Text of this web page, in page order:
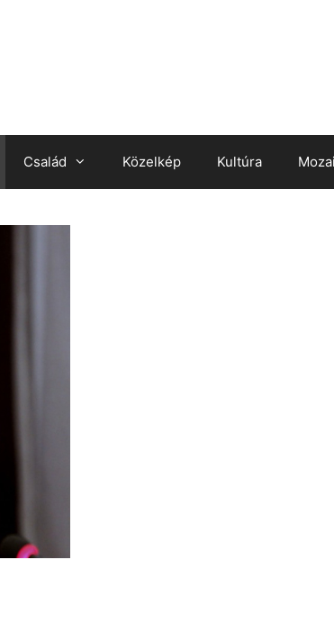
Család Közelkép Kultúra